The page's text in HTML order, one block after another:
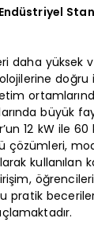
daha yüksek
doğru
büyük
12 kW ile 60
çözümleri,
kullanılan
pratik